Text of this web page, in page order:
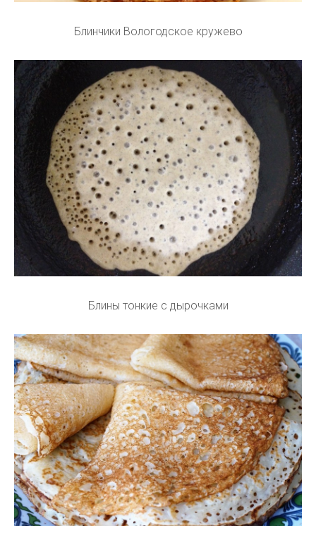
Блинчики Вологодское кружево
Блины тонкие с дырочками